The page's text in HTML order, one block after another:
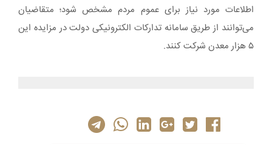
اطلاعات مورد نیاز برای عموم مردم مشخص شود؛ متقاضیان
می‌توانند از طریق سامانه تدارکات الکترونیکی دولت در مزایده این
۵ هزار معدن شرکت کنند.